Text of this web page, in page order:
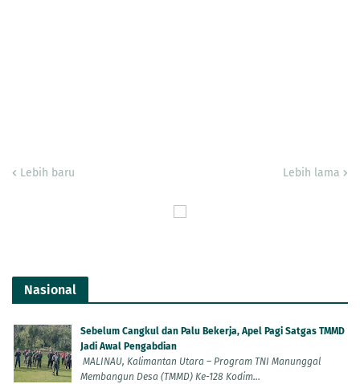
Lebih baru Lebih lama
Nasional
Sebelum Cangkul dan Palu Bekerja, Apel Pagi Satgas TMMD
Jadi Awal Pengabdian
MALINAU, Kalimantan Utara – Program TNI Manunggal
Membangun Desa (TMMD) Ke-128 Kodim...